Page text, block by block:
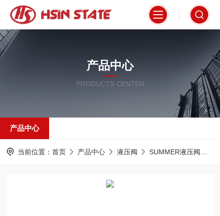
产品中心
PRODUCTS CENTER
产品中心
当前位置： 首页 产品中心 液压阀 SUMMER液压阀